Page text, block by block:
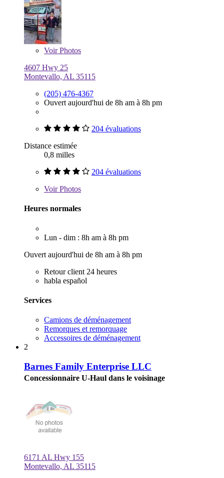
VoirPhotos
4607 Hwy 25
Montevallo, AL 35115
(205) 476-4367
Ouvert aujourd'hui de 8h am à 8h pm
204 évaluations
Distance estimée
0,8 milles
204 évaluations
VoirPhotos
Heures normales
Lun - dim : 8h am à 8h pm
Ouvert aujourd'hui de 8h am à 8h pm
Retour client 24 heures
habla español
Services
Camions de déménagement
Remorques et remorquage
Accessoires de déménagement
2
Barnes Family Enterprise LLC
Concessionnaire U-Haul dans le voisinage
6171 AL Hwy 155
Montevallo, AL 35115